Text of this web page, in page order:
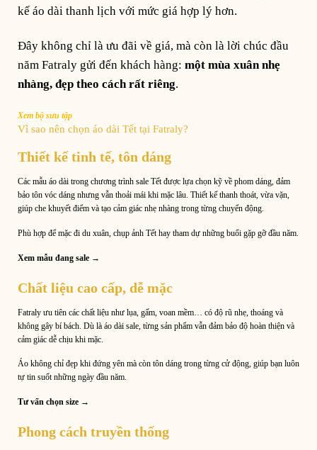
kế áo dài thanh lịch với mức giá hợp lý hơn.
Đây không chỉ là ưu đãi về giá, mà còn là lời chúc đầu
năm Fatraly gửi đến khách hàng: một mùa xuân nhẹ
nhàng, đẹp theo cách rất riêng.
Xem bộ sưu tập
Vì sao nên chọn áo dài Tết tại Fatraly?
Thiết kế tinh tế, tôn dáng
Các mẫu áo dài trong chương trình sale Tết được lựa chọn kỹ về phom dáng, đảm
bảo tôn vóc dáng nhưng vẫn thoải mái khi mặc lâu. Thiết kế thanh thoát, vừa vặn,
giúp che khuyết điểm và tạo cảm giác nhẹ nhàng trong từng chuyển động.
Phù hợp để mặc đi du xuân, chụp ảnh Tết hay tham dự những buổi gặp gỡ đầu năm.
Xem mẫu đang sale →
Chất liệu cao cấp, dễ mặc
Fatraly ưu tiên các chất liệu như lụa, gấm, voan mềm… có độ rũ nhẹ, thoáng và
không gây bí bách. Dù là áo dài sale, từng sản phẩm vẫn đảm bảo độ hoàn thiện và
cảm giác dễ chịu khi mặc.
Áo không chỉ đẹp khi đứng yên mà còn tôn dáng trong từng cử động, giúp bạn luôn
tự tin suốt những ngày đầu năm.
Tư vấn chọn size →
Phong cách truyền thống